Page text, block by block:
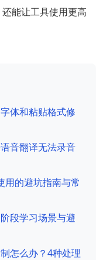
能让工具使用更高
体和粘贴格式修
音翻译无法录音
用的避坑指南与常
段学习场景与避
怎么办？4种处理